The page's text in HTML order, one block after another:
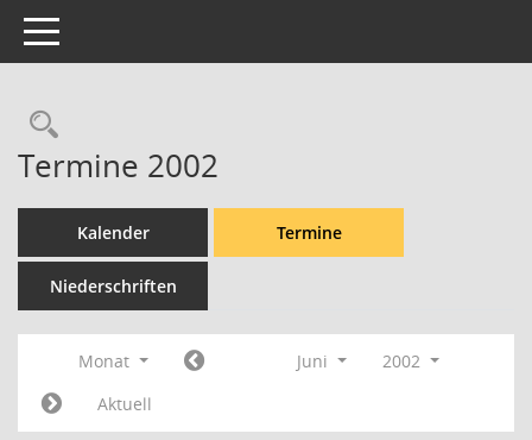
Toggle navigation
Rechercheauswahl
Termine 2002
Kalender Termine
Niederschriften
Monat Juni
2002
Aktuell